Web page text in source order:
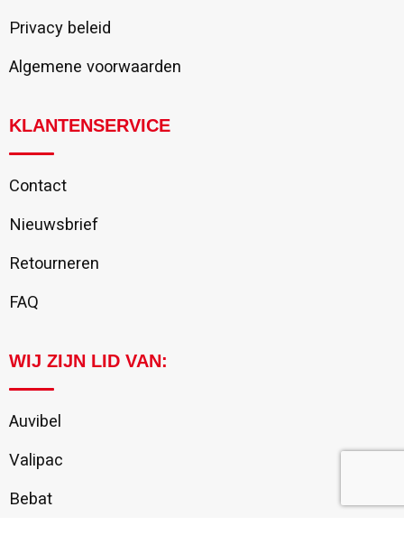
Privacy beleid
Algemene voorwaarden
KLANTENSERVICE
Contact
Nieuwsbrief
Retourneren
FAQ
WIJ ZIJN LID VAN:
Auvibel
Valipac
Bebat